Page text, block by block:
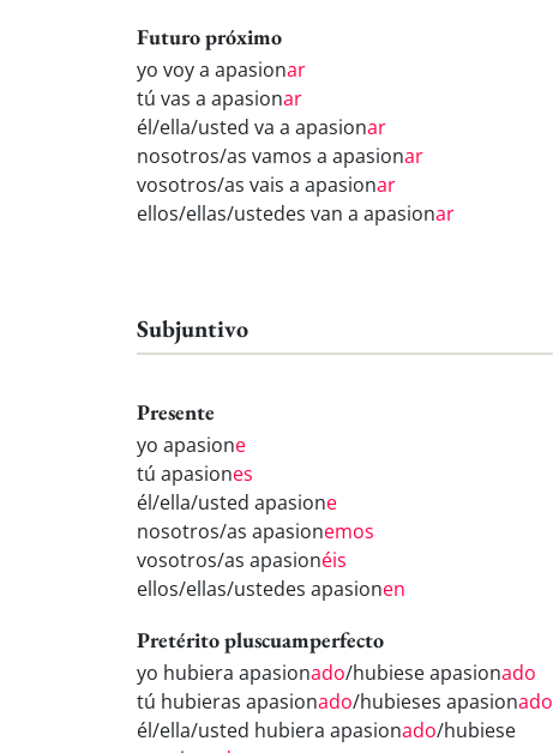
Futuro próximo
yo voy a apasionar
tú vas a apasionar
él/ella/usted va a apasionar
nosotros/as vamos a apasionar
vosotros/as vais a apasionar
ellos/ellas/ustedes van a apasionar
Subjuntivo
Presente
yo apasione
tú apasiones
él/ella/usted apasione
nosotros/as apasionemos
vosotros/as apasionéis
ellos/ellas/ustedes apasionen
Pretérito pluscuamperfecto
yo hubiera apasionado/hubiese apasionado
tú hubieras apasionado/hubieses apasionado
él/ella/usted hubiera apasionado/hubiese